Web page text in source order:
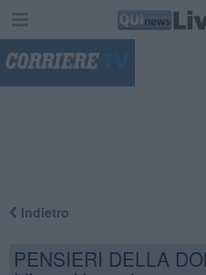
Indietro
PENSIERI DELLA